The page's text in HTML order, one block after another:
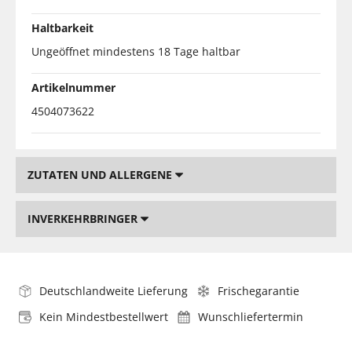
Haltbarkeit
Ungeöffnet mindestens 18 Tage haltbar
Artikelnummer
4504073622
ZUTATEN UND ALLERGENE
INVERKEHRBRINGER
Deutschlandweite Lieferung
Frischegarantie
Kein Mindestbestellwert
Wunschliefertermin